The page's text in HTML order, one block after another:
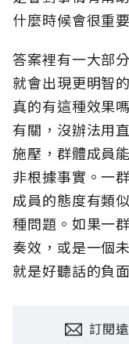
什麼時候會很重
答案裡有一大部
就會出現更明智
真的有這種效果
有關，沒辦法用
施壓，群體成員
非根據事實。一
成員的態度有類
種問題。如果一
奏效，或是一個
就是好聽話的負
訂閱